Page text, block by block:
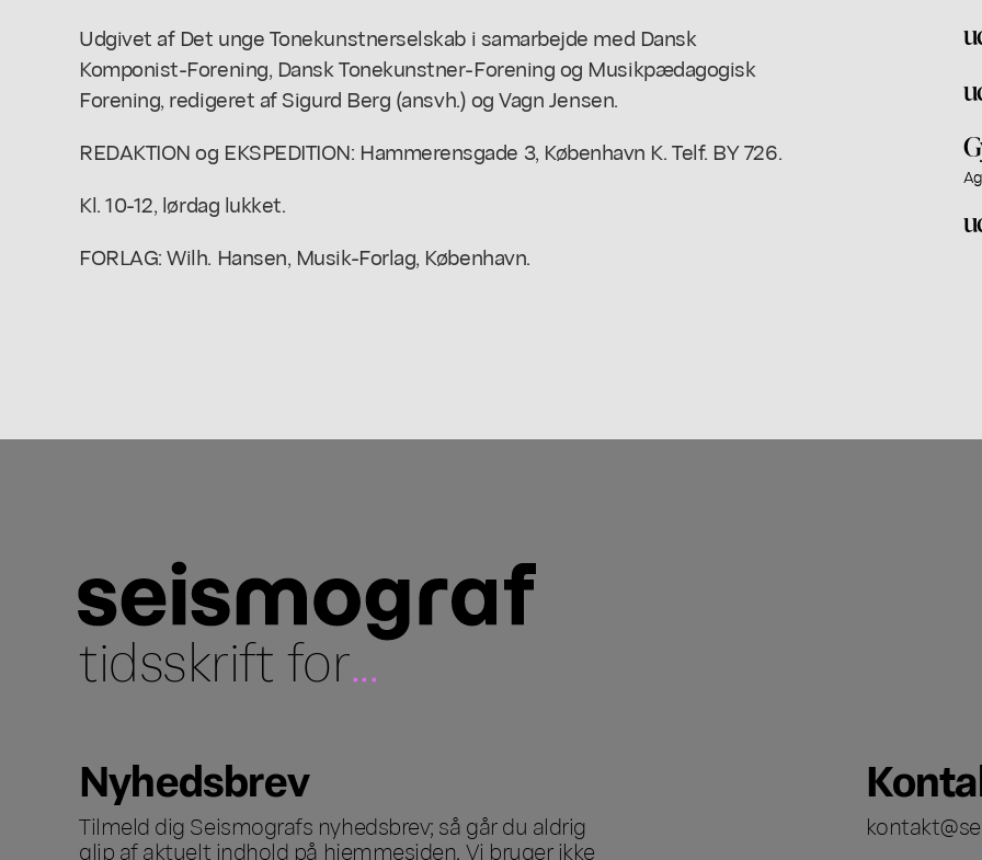
Udgivet af Det unge Tonekunstnerselskab i samarbejde med Dansk
Komponist-Forening, Dansk Tonekunstner-Forening og Musikpædagogisk
Forening, redigeret af Sigurd Berg (ansvh.) og Vagn Jensen.
REDAKTION og EKSPEDITION: Hammerensgade 3, København K. Telf. BY 726.
Kl. 10-12, lørdag lukket.
FORLAG: Wilh. Hansen, Musik-Forlag, København.
tidsskrift for...
Nyhedsbrev
Tilmeld dig Seismografs nyhedsbrev; så går du aldrig
glip af aktuelt indhold på hjemmesiden. Vi bruger ikke